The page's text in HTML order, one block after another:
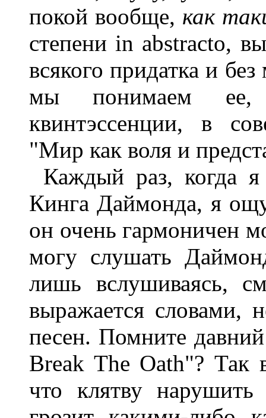
покой вообще, как
степени in abstracto,
всякого придатка и
мы понимаем ее,
квинтэссенции, в
"Мир как воля и
Каждый раз, когда
Кинга Даймонда, я
он очень гармоничен
могу слушать
лишь вслушиваясь,
выражается словами,
песен. Помните
Break The Oath"? Так
что клятву